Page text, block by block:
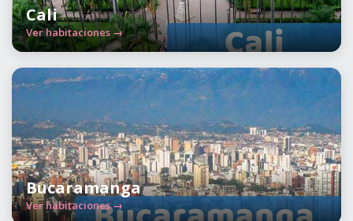
Cali
Ver habitaciones →
Bucaramanga
Ver habitaciones →